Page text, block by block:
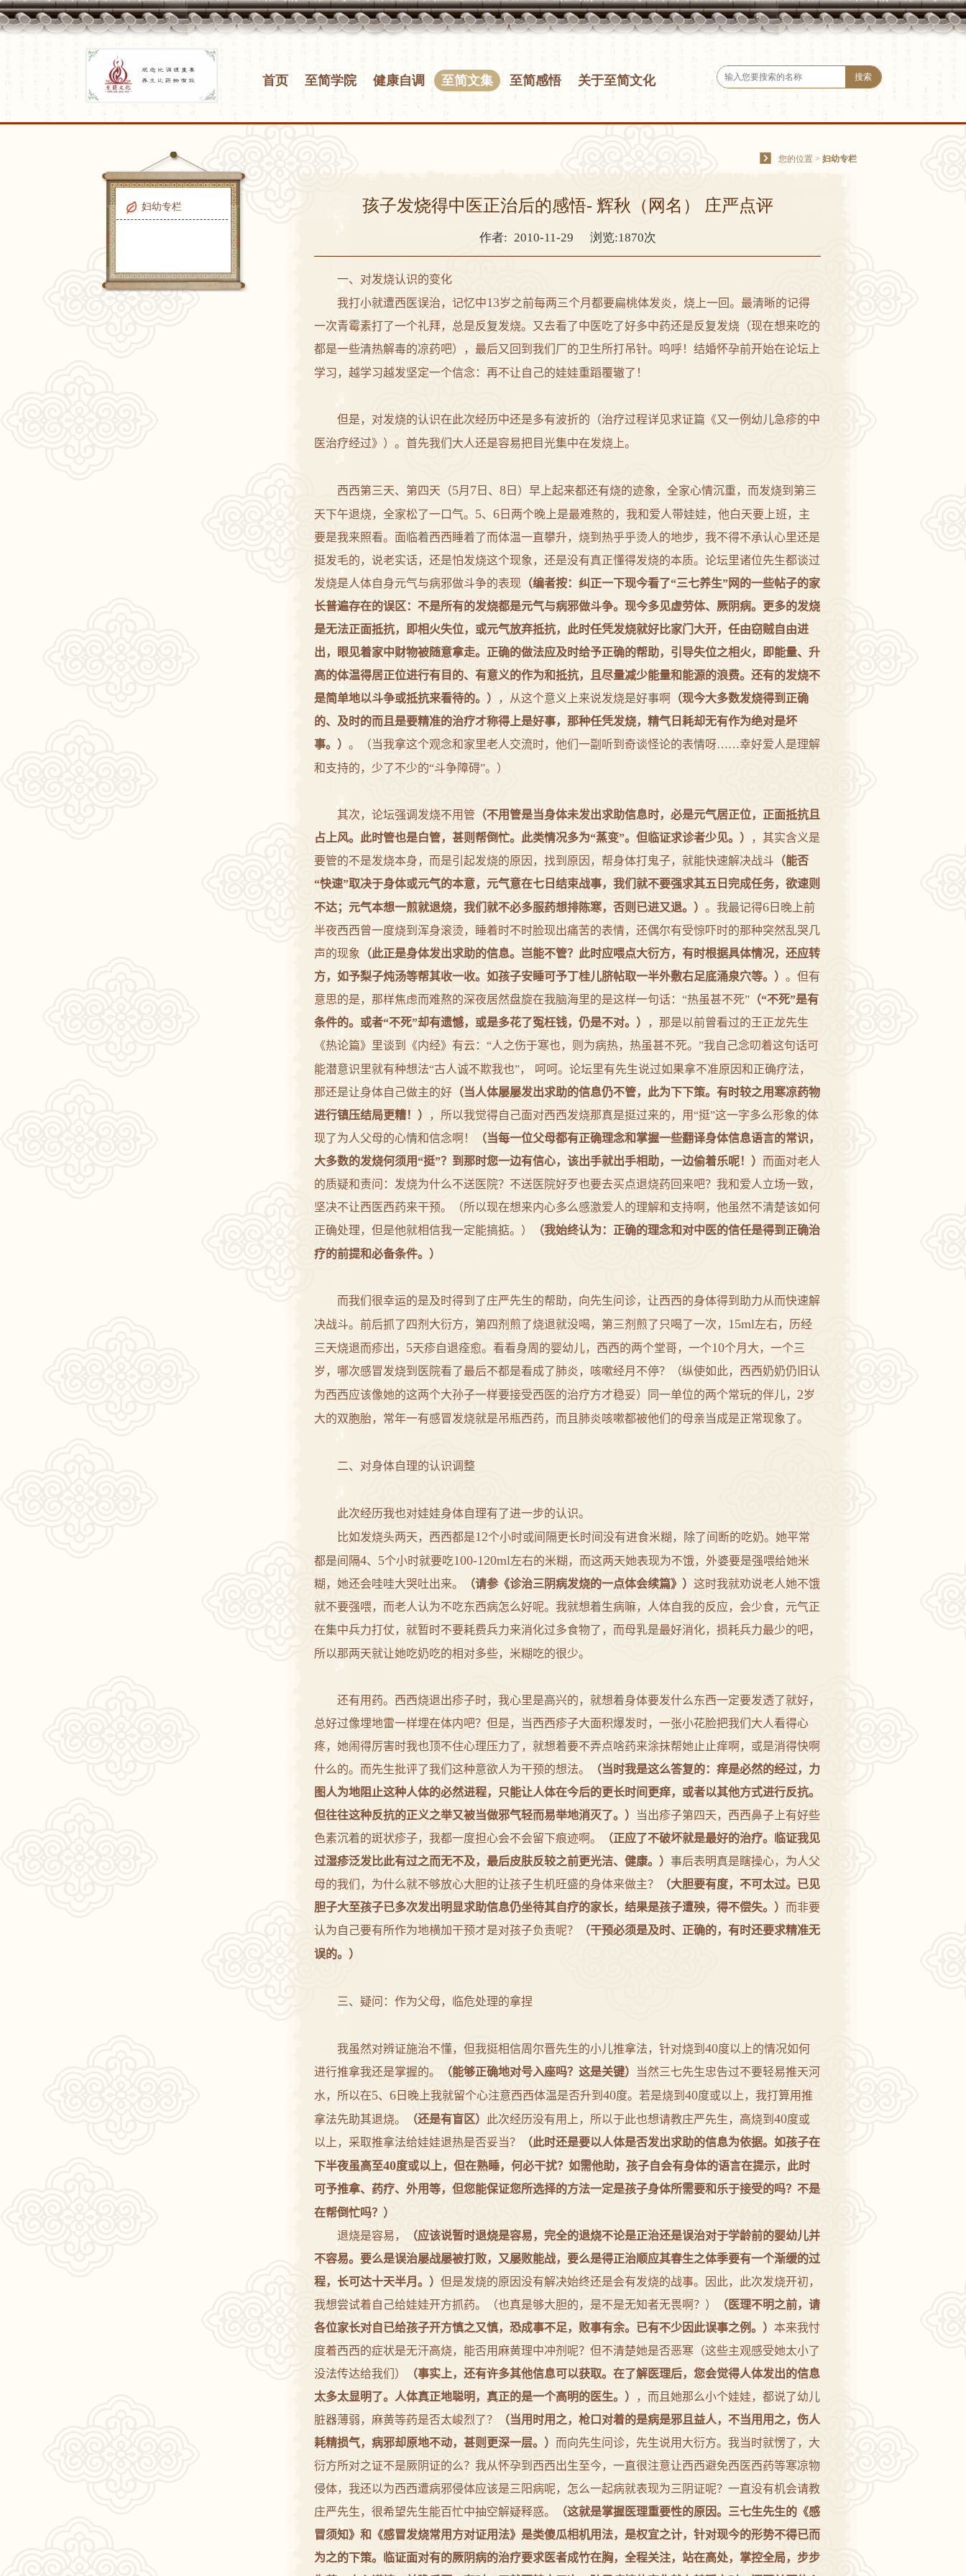
首页 至简学院 健康自调 至简文集 至简感悟 关于至简文化
妇幼专栏
您的位置 > 妇幼专栏
孩子发烧得中医正治后的感悟- 辉秋（网名） 庄严点评
作者: 2010-11-29 浏览:1870次
一、对发烧认识的变化
我打小就遭西医误治，记忆中13岁之前每两三个月都要扁桃体发炎，烧上一回。最清晰的记得
一次青霉素打了一个礼拜，总是反复发烧。又去看了中医吃了好多中药还是反复发烧（现在想来吃的
都是一些清热解毒的凉药吧），最后又回到我们厂的卫生所打吊针。呜呼！结婚怀孕前开始在论坛上
学习，越学习越发坚定一个信念：再不让自己的娃娃重蹈覆辙了！
但是，对发烧的认识在此次经历中还是多有波折的（治疗过程详见求证篇《又一例幼儿急疹的中
医治疗经过》）。首先我们大人还是容易把目光集中在发烧上。
西西第三天、第四天（5月 7 日 、 8 日）早上起来都还有烧的迹象，全家心情沉重，而发烧到第三
天下午退烧，全家松了一口气。 5、 6 日两个晚上是最难熬的，我和爱人带娃娃，他白天要上班，主
要是我来照看。面临着西西睡着了而体温一直攀升，烧到热乎乎烫人的地步，我不得不承认心里还是
挺发毛的，说老实话，还是怕发烧这个现象，还是没有真正懂得发烧的本质。论坛里诸位先生都谈过
发烧是人体自身元气与病邪做斗争的表现 （编者按：纠正一下现今看了“三七养生”网的一些帖子的家
长普遍存在的误区：不是所有的发烧都是元气与病邪做斗争。现今多见虚劳体、厥阴病。更多的发烧
是无法正面抵抗，即相火失位，或元气放弃抵抗，此时任凭发烧就好比家门大开，任由窃贼自由进
出，眼见着家中财物被随意拿走。正确的做法应及时给予正确的帮助，引导失位之相火，即能量、升
高的体温得居正位进行有目的、有意义的作为和抵抗，且尽量减少能量和能源的浪费。还有的发烧不
是简单地以斗争或抵抗来看待的。）
，从这个意义上来说发烧是好事啊
（现今大多数发烧得到正确
的、及时的而且是要精准的治疗才称得上是好事，那种任凭发烧，精气日耗却无有作为绝对是坏
事。） 。（当我拿这个观念和家里老人交流时，他们一副听到奇谈怪论的表情呀……幸好爱人是理解
和支持的，少了不少的“斗争障碍”。）
其次，论坛强调发烧不用管 （不用管是当身体未发出求助信息时，必是元气居正位，正面抵抗且
占上风。此时管也是白管，甚则帮倒忙。此类情况多为“蒸变”。但临证求诊者少见。）
，其实含义是
要管的不是发烧本身，而是引起发烧的原因，找到原因，帮身体打鬼子，就能快速解决战斗 （能否
“快速”取决于身体或元气的本意，元气意在七日结束战事，我们就不要强求其五日完成任务，欲速则
不达；元气本想一煎就退烧，我们就不必多服药想排陈寒，否则已进又退。） 。我最记得6 日晚上前
半夜西西曾一度烧到浑身滚烫，睡着时不时脸现出痛苦的表情，还偶尔有受惊吓时的那种突然乱哭几
声的现象
（此正是身体发出求助的信息。岂能不管？此时应喂点大衍方，有时根据具体情况，还应转
方，如予梨子炖汤等帮其收一收。如孩子安睡可予丁桂儿脐帖取一半外敷右足底涌泉穴等。） 。但有
意思的是，那样焦虑而难熬的深夜居然盘旋在我脑海里的是这样一句话：“热虽甚不死” （“不死”是有
条件的。或者“不死”却有遗憾，或是多花了冤枉钱，仍是不对。）
，那是以前曾看过的王正龙先生
《热论篇》里谈到《内经》有云：“人之伤于寒也，则为病热，热虽甚不死。”我自己念叨着这句话可
能潜意识里就有种想法“古人诚不欺我也”，
呵呵。论坛里有先生说过如果拿不准原因和正确疗法，
那还是让身体自己做主的好 （当人体屡屡发出求助的信息仍不管，此为下下策。有时较之用寒凉药物
进行镇压结局更糟！）
，所以我觉得自己面对西西发烧那真是挺过来的，用“挺”这一字多么形象的体
现了为人父母的心情和信念啊！
（当每一位父母都有正确理念和掌握一些翻译身体信息语言的常识，
大多数的发烧何须用“挺”？到那时您一边有信心，该出手就出手相助，一边偷着乐呢！） 而面对老人
的质疑和责问：发烧为什么不送医院？不送医院好歹也要去买点退烧药回来吧？我和爱人立场一致，
坚决不让西医西药来干预。（所以现在想来内心多么感激爱人的理解和支持啊，他虽然不清楚该如何
正确处理，但是他就相信我一定能搞掂。）
（我始终认为： 正确的理念和对中医的信任是得到正确治
疗的前提和必备条件。 ）
而我们很幸运的是及时得到了庄严先生的帮助， 向先生问诊，让西西的身体得到助力从而快速解
决战斗。前后抓了四剂大衍方，第四剂煎了烧退就没喝，第三剂煎了只喝了一次， 15ml左右，历经
三天烧退而疹出， 5天疹自退痊愈。看看身周的婴幼儿，西西的两个堂哥，一个10个月大，一个三
岁，哪次感冒发烧到医院看了最后不都是看成了肺炎，咳嗽经月不停？（纵使如此，西西奶奶仍旧认
为西西应该像她的这两个大孙子一样要接受西医的治疗方才稳妥）同一单位的两个常玩的伴儿， 2岁
大的双胞胎，常年一有感冒发烧就是吊瓶西药，而且肺炎咳嗽都被他们的母亲当成是正常现象了。
二、对身体自理的认识调整
此次经历我也对娃娃身体自理有了进一步的认识。
比如发烧头两天，西西都是12个小时或间隔更长时间没有进食米糊，除了间断的吃奶。她平常
都是间隔4、 5个小时就要吃100-120ml左右的米糊，而这两天她表现为不饿，外婆要是强喂给她米
糊，她还会哇哇大哭吐出来。
（请参《诊治三阴病发烧的一点体会续篇》） 这时我就劝说老人她不饿
就不要强喂，而老人认为不吃东西病怎么好呢。我就想着生病嘛，人体自我的反应，会少食，元气正
在集中兵力打仗，就暂时不要耗费兵力来消化过多食物了，而母乳是最好消化，损耗兵力最少的吧，
所以那两天就让她吃奶吃的相对多些，米糊吃的很少。
还有用药。西西烧退出疹子时，我心里是高兴的，就想着身体要发什么东西一定要发透了就好，
总好过像埋地雷一样埋在体内吧？但是，当西西疹子大面积爆发时，一张小花脸把我们大人看得心
疼，她闹得厉害时我也顶不住心理压力了，就想着要不弄点啥药来涂抹帮她止止痒啊，或是消得快啊
什么的。而先生批评了我们这种意欲人为干预的想法。
（当时我是这么答复的： 痒是必然的经过，力
图人为地阻止这种人体的必然进程，只能让人体在今后的更长时间更痒，或者以其他方式进行反抗。
但往往这种反抗的正义之举又被当做邪气轻而易举地消灭了。 ）
当出疹子第四天，西西鼻子上有好些
色素沉着的斑状疹子，我都一度担心会不会留下痕迹啊。
（正应了不破坏就是最好的治疗。临证我见
过湿疹泛发比此有过之而无不及，最后皮肤反较之前更光洁、健康。） 事后表明真是瞎操心，为人父
母的我们，为什么就不够放心大胆的让孩子生机旺盛的身体来做主？
（大胆要有度，不可太过。已见
胆子大至孩子已多次发出明显求助信息仍坐待其自疗的家长，结果是孩子遭殃，得不偿失。） 而非要
认为自己要有所作为地横加干预才是对孩子负责呢？
（干预必须是及时、正确的，有时还要求精准无
误的。）
三、疑问：作为父母，临危处理的拿捏
我虽然对辨证施治不懂，但我挺相信周尔晋先生的小儿推拿法，针对烧到 40度以上的情况如何
进行推拿我还是掌握的。
（能够正确地对号入座吗？这是关键）
当然三七先生忠告过不要轻易推天河
水，所以在5、 6 日晚上我就留个心注意西西体温是否升到 40度。若是烧到 40度或以上，我打算用推
拿法先助其退烧。
（还是有盲区） 此次经历没有用上，所以于此也想请教庄严先生，高烧到 40度或
以上，采取推拿法给娃娃退热是否妥当？
（此时还是要以人体是否发出求助的信息为依据。如孩子在
下半夜虽高至40度或以上，但在熟睡，何必干扰？如需他助，孩子自会有身体的语言在提示，此时
可予推拿、药疗、外用等，但您能保证您所选择的方法一定是孩子身体所需要和乐于接受的吗？不是
在帮倒忙吗？）
退烧是容易，
（应该说暂时退烧是容易，完全的退烧不论是正治还是误治对于学龄前的婴幼儿并
不容易。要么是误治屡战屡被打败，又屡败能战，要么是得正治顺应其春生之体季要有一个渐缓的过
程，长可达十天半月。） 但是发烧的原因没有解决始终还是会有发烧的战事。因此，此次发烧开初，
我想尝试着自己给娃娃开方抓药。（也真是够大胆的，是不是无知者无畏啊？）
（医理不明之前，请
各位家长对自已给孩子开方慎之又慎，恐成事不足，败事有余。已有不少因此误事之例。） 本来我忖
度着西西的症状是无汗高烧，能否用麻黄理中冲剂呢？但不清楚她是否恶寒（这些主观感受她太小了
没法传达给我们）
（事实上，还有许多其他信息可以获取。在了解医理后，您会觉得人体发出的信息
太多太显明了。人体真正地聪明，真正的是一个高明的医生。）
，而且她那么小个娃娃，都说了幼儿
脏器薄弱，麻黄等药是否太峻烈了？
（当用时用之，枪口对着的是病是邪且益人，不当用用之，伤人
耗精损气，病邪却原地不动，甚则更深一层。） 而向先生问诊，先生说用大衍方。我当时就愣了，大
衍方所对之证不是厥阴证的么？我从怀孕到西西出生至今，一直很注意让西西避免西医西药等寒凉物
侵体，我还以为西西遭病邪侵体应该是三阳病呢，怎么一起病就表现为三阴证呢？一直没有机会请教
庄严先生，很希望先生能百忙中抽空解疑释惑。
（这就是掌握医理重要性的原因。三七生先生的《感
冒须知》和《感冒发烧常用方对证用法》是类傻瓜相机用法，是权宜之计，针对现今的形势不得已而
为之的下策。临证面对有的厥阴病的治疗要求医者成竹在胸，全程关注，站在高处，掌控全局，步步